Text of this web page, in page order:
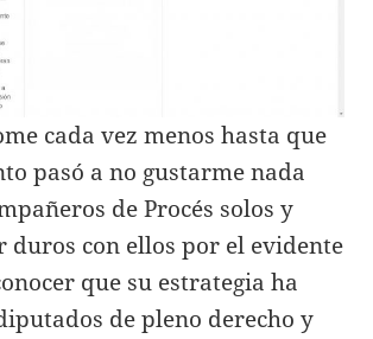
cada vez menos hasta que
pasó a no gustarme nada
de Procés solos y
duros con ellos por el evidente
que su estrategia ha
de pleno derecho y